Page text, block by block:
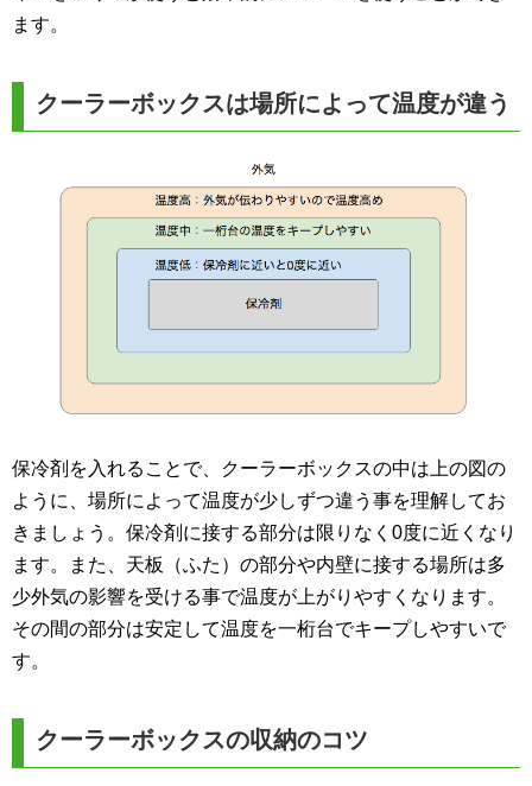
ます。
クーラーボックスは場所によって温度が違う
保冷剤を入れることで、クーラーボックスの中は上の図の
ように、場所によって温度が少しずつ違う事を理解してお
きましょう。保冷剤に接する部分は限りなく0度に近くなり
ます。また、天板（ふた）の部分や内壁に接する場所は多
少外気の影響を受ける事で温度が上がりやすくなります。
その間の部分は安定して温度を一桁台でキープしやすいで
す。
クーラーボックスの収納のコツ